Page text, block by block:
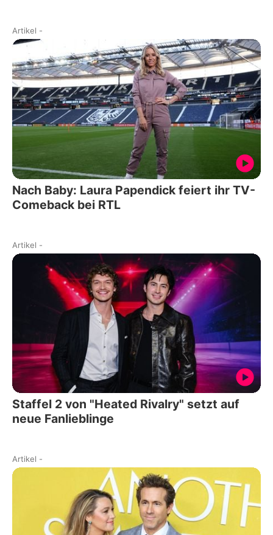
Artikel -
Nach Baby: Laura Papendick feiert ihr TV-
Comeback bei RTL
Artikel -
Staffel 2 von "Heated Rivalry" setzt auf
neue Fanlieblinge
Artikel -